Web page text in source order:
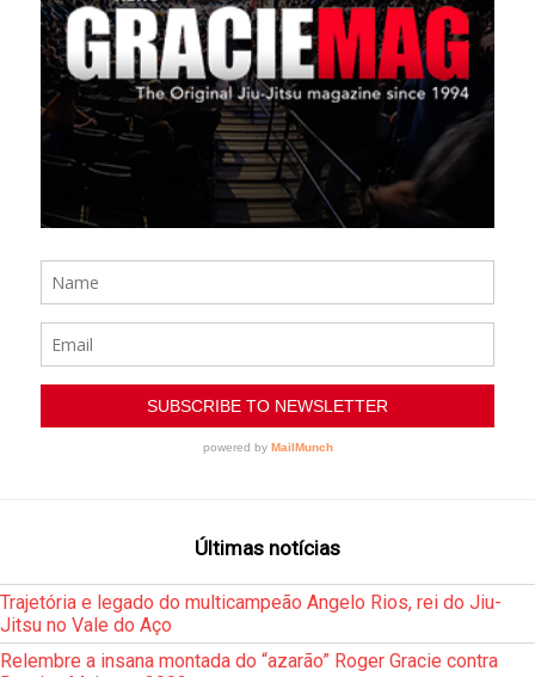
Últimas notícias
Trajetória e legado do multicampeão Angelo Rios, rei do Jiu-
Jitsu no Vale do Aço
Relembre a insana montada do “azarão” Roger Gracie contra